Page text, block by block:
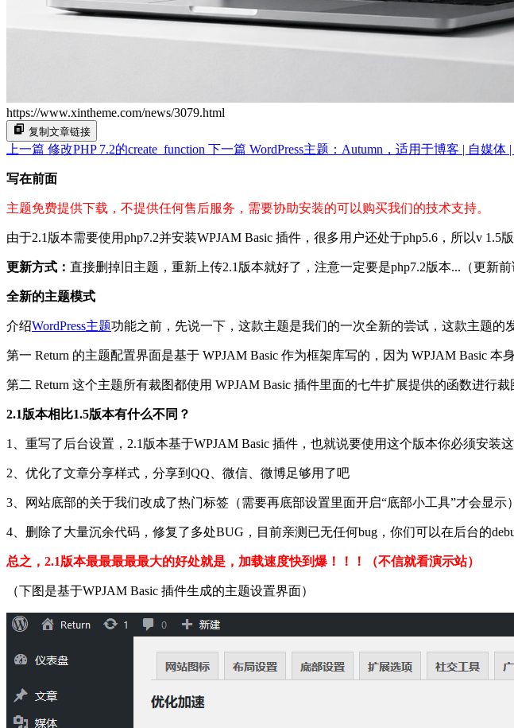
https://www.xintheme.com/news/3079.html
复制文章链接
上一篇 修改PHP 7.2的create_function 下一篇 WordPress主题：Autumn，适用于博客 | 自媒体
写在前面
主题免费提供下载，不提供任何售后服务，需要协助安装的可以购买我们的技术支持。
由于2.1版本需要使用php7.2并安装WPJAM Basic 插件，很多用户还处于php5.6，所以v 1.5
更新方式： 直接删掉旧主题，重新上传2.1版本就好了，注意一定要是php7.2版本...（更新
全新的主题模式
介绍WordPress主题功能之前，先说一下，这款主题是我们的一次全新的尝试，这款主题的
第一 Return 的主题配置界面是基于 WPJAM Basic 作为框架库写的，因为 WPJAM Basic
第二 Return 这个主题所有裁图都使用 WPJAM Basic 插件里面的七牛扩展提供的函数进行
2.1版本相比1.5版本有什么不同？
1、重写了后台设置，2.1版本基于WPJAM Basic 插件，也就说要使用这个版本你必须安
2、优化了文章分享样式，分享到QQ、微信、微博足够用了吧
3、网站底部的关于我们改成了热门标签（需要再底部设置里面开启“底部小工具”才会显示）
4、删除了大量沉余代码，修复了多处BUG，目前亲测已无任何bug，你们可以在后台的
总之，2.1版本最最最最最大的好处就是，加载速度快到爆！！！（不信就看演示站）
（下图是基于WPJAM Basic 插件生成的主题设置界面）